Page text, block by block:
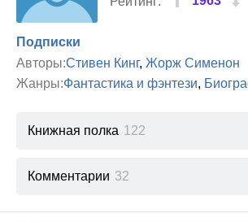
Подписки
Авторы:Стивен Кинг, Жорж Сименон
Жанры:Фантастика и фэнтези,
Книжная полка 122
Комментарии 32